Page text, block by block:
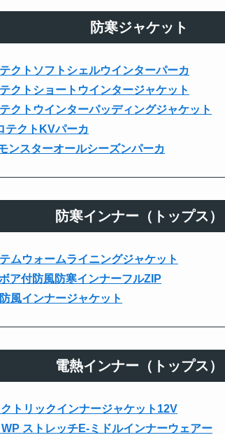
防寒ジャケット
クトソフトシェルウインターパーカ
クトショートウインタージャケット
クトウインターパッディングジャケット
テクトKVパーカ
ンスターオールシーズンパーカ
防寒インナー（トップス）
ムウォームライニングジャケット
ア付防風防寒インナーフルZIP
風インナージャケット
電熱インナー（トップス）
トリックインナージャケット12V
ストレッチE-ミドルインナーウェアー